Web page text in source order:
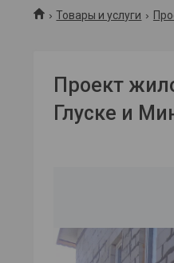
Товары и услуги
Проект
Глуске и